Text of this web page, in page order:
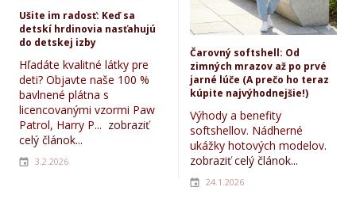
Ušite im radosť: Keď sa
detskí hrdinovia nasťahujú
do detskej izby
Hľadáte kvalitné látky pre
deti? Objavte naše 100 %
bavlnené plátna s
licencovanými vzormi Paw
Patrol, Harry P... zobraziť
celý článok...
3.2.2026
Čarovný softshell: Od
zimných mrazov až po prvé
jarné lúče (A prečo ho teraz
kúpite najvýhodnejšie!)
Výhody a benefity
softshellov. Nádherné
ukážky hotových modelov.
zobraziť celý článok...
24.1.2026